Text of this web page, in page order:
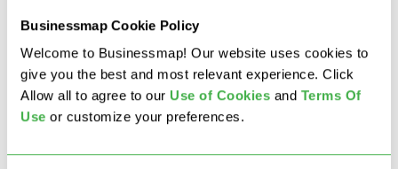
Businessmap Cookie Policy
Welcome to Businessmap! Our website uses cookies to
give you the best and most relevant experience. Click
Allow all to agree to our Use of Cookies and Terms Of
Use or customize your preferences.
Para entender por que definir limites de WIP em
um nível global é fundamental, vamos considerar o
exemplo da Aerosud e o que eles realizaram em
tão pouco tempo.
a adoção da prática de estabelecer limites de WIP